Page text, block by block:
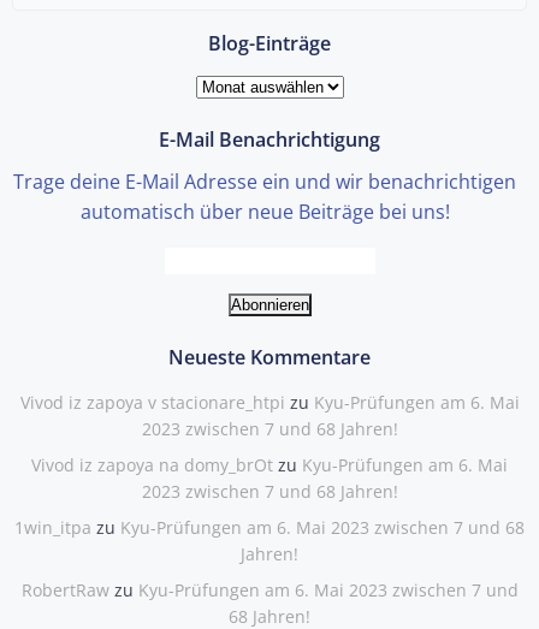
Blog-Einträge
Blog-
E-Mail Benachrichtigung
Trage deine E-Mail Adresse ein und wir benachrichtigen
automatisch über neue Beiträge bei uns!
Neueste Kommentare
Vivod iz zapoya v stacionare_htpi zu Kyu-Prüfungen am 6. Mai
2023 zwischen 7 und 68 Jahren!
Vivod iz zapoya na domy_brOt zu Kyu-Prüfungen am 6. Mai
2023 zwischen 7 und 68 Jahren!
1win_itpa zu Kyu-Prüfungen am 6. Mai 2023 zwischen 7 und 68
Jahren!
RobertRawzu Kyu-Prüfungen am 6. Mai 2023 zwischen 7 und
68 Jahren!